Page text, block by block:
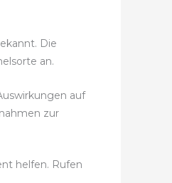
Die
an.
auf
zur
helfen. Rufen